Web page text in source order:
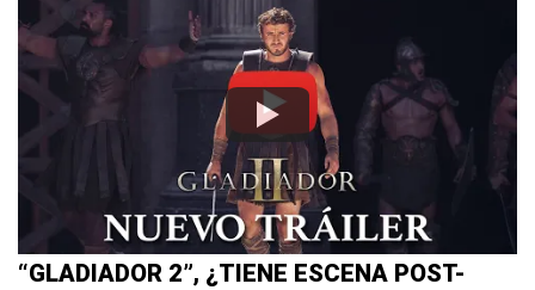
“GLADIADOR 2”, ¿TIENE ESCENA POST-